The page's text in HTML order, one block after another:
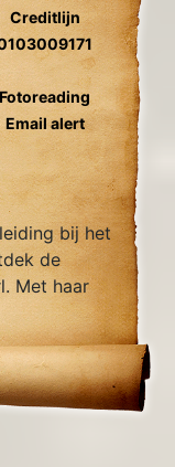
Creditlijn
Fotoreading
Email alert
bij het
de
Met haar
het